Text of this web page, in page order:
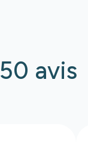
50 avis